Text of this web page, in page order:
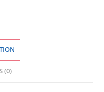
(0)